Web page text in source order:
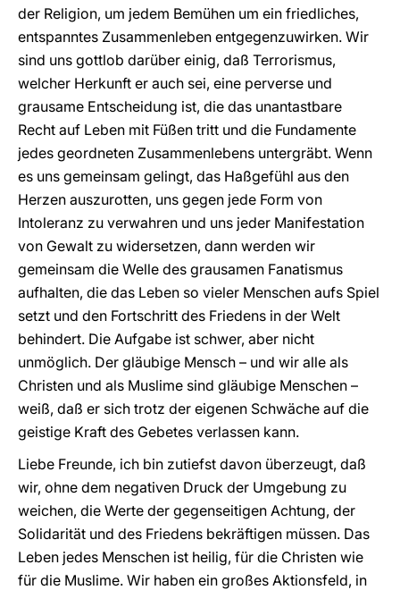
der Religion, um jedem Bemühen um ein friedliches,
entspanntes Zusammenleben entgegenzuwirken. Wir
sind uns gottlob darüber einig, daß Terrorismus,
welcher Herkunft er auch sei, eine perverse und
grausame Entscheidung ist, die das unantastbare
Recht auf Leben mit Füßen tritt und die Fundamente
jedes geordneten Zusammenlebens untergräbt. Wenn
es uns gemeinsam gelingt, das Haßgefühl aus den
Herzen auszurotten, uns gegen jede Form von
Intoleranz zu verwahren und uns jeder Manifestation
von Gewalt zu widersetzen, dann werden wir
gemeinsam die Welle des grausamen Fanatismus
aufhalten, die das Leben so vieler Menschen aufs Spiel
setzt und den Fortschritt des Friedens in der Welt
behindert. Die Aufgabe ist schwer, aber nicht
unmöglich. Der gläubige Mensch – und wir alle als
Christen und als Muslime sind gläubige Menschen –
weiß, daß er sich trotz der eigenen Schwäche auf die
geistige Kraft des Gebetes verlassen kann.
Liebe Freunde, ich bin zutiefst davon überzeugt, daß
wir, ohne dem negativen Druck der Umgebung zu
weichen, die Werte der gegenseitigen Achtung, der
Solidarität und des Friedens bekräftigen müssen. Das
Leben jedes Menschen ist heilig, für die Christen wie
für die Muslime. Wir haben ein großes Aktionsfeld, in